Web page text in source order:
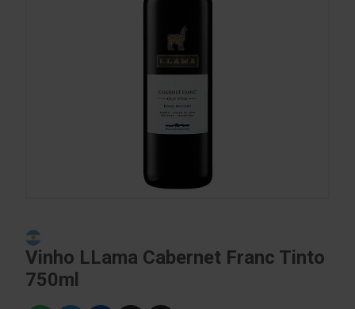
Vinho LLama Cabernet Franc Tinto
750ml